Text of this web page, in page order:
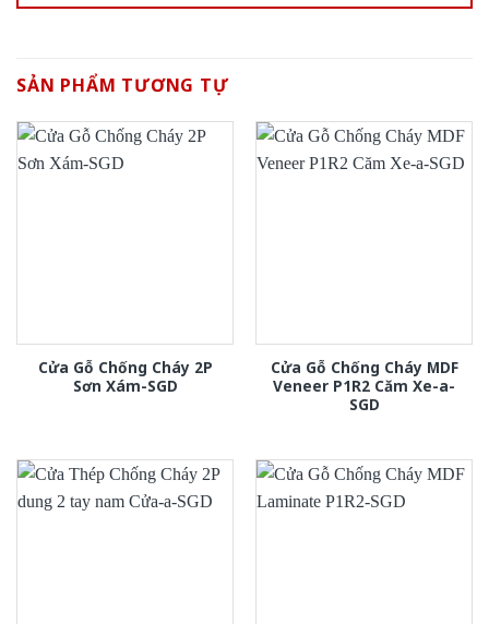
SẢN PHẨM TƯƠNG TỰ
Cửa Gỗ Chống Cháy 2P
Sơn Xám-SGD
Cửa Gỗ Chống Cháy MDF
Veneer P1R2 Căm Xe-a-
SGD